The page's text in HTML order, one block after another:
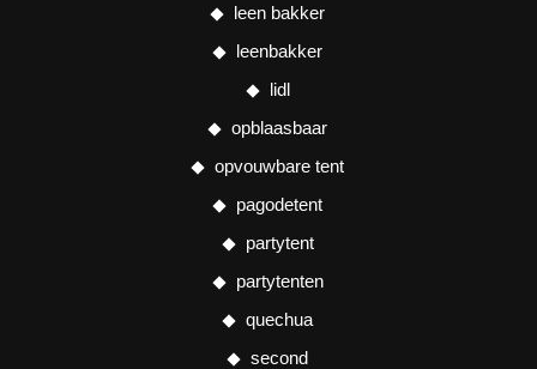
leen bakker
leenbakker
lidl
opblaasbaar
opvouwbare tent
pagodetent
partytent
partytenten
quechua
second